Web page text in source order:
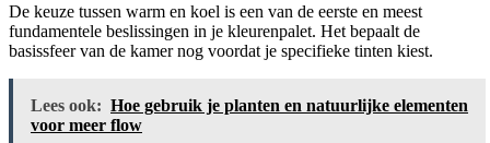
De keuze tussen warm en koel is een van de eerste en meest
fundamentele beslissingen in je kleurenpalet. Het bepaalt de
basissfeer van de kamer nog voordat je specifieke tinten kiest.
Lees ook: Hoe gebruik je planten en natuurlijke elementen
voor meer flow